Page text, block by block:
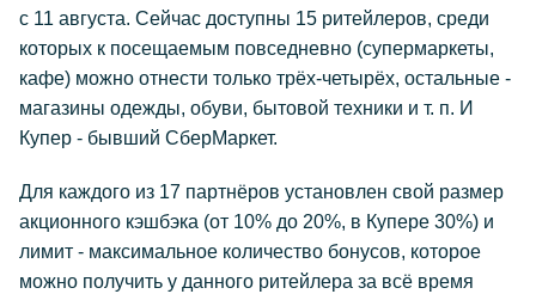
с 11 августа. Сейчас доступны 15 ритейлеров, среди
которых к посещаемым повседневно (супермаркеты,
кафе) можно отнести только трёх-четырёх, остальные -
магазины одежды, обуви, бытовой техники и т. п. И
Купер - бывший СберМаркет.
Для каждого из 17 партнёров установлен свой размер
акционного кэшбэка (от 10% до 20%, в Купере 30%) и
лимит - максимальное количество бонусов, которое
можно получить у данного ритейлера за всё время